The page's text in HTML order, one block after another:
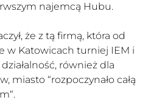
najemcą Hubu.
że z tą firmą, która od
w Katowicach turniej IEM i
również dla
miasto “rozpoczynało całą